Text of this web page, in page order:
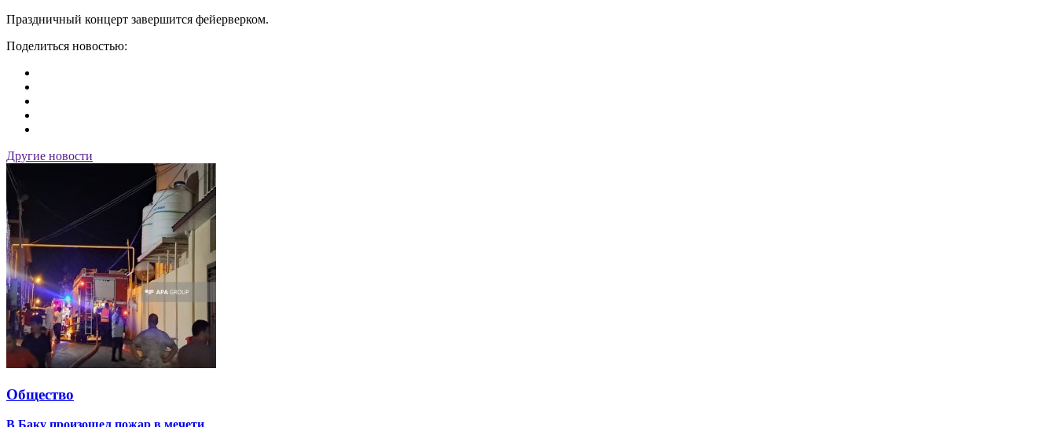
Праздничный концерт завершится фейерверком.
Поделиться новостью:
Другие новости
Общество